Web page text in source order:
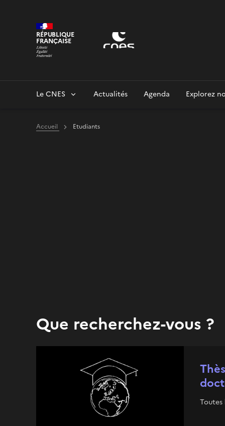
RÉPUBLIQUE
FRANÇAISE
Le CNES Actualités Agenda Explorez
Accueil Etudiants
Que recherchez-vous ?
Toutes